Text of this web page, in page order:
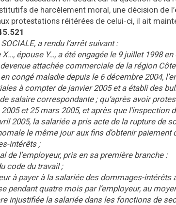
de harcèlement moral, une décision de
protestations réitérées de celui-ci, il ait
a rendu l’arrêt suivant :
épouse Y…, a été engagée le 9 juillet 1998
attachée commerciale de la région
congé maladie depuis le 6 décembre 2004,
à compter de janvier 2005 et a établi des
salaire correspondante ; qu’après avoir
et 25 mars 2005, et après que l’inspection
2005, la salariée a pris acte de la rupture de
le même jour aux fins d’obtenir
intérêts ;
de l’employeur, pris en sa première branche :
code du travail ;
à payer à la salariée des dommages-
pendant quatre mois par l’employeur, au
injustifiée la salariée dans les fonctions de